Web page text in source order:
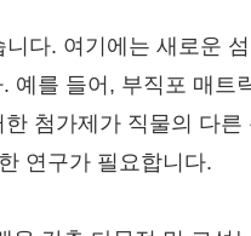
다. 여기에는 새로운
예를 들어, 부직포 매트
첨가제가 직물의 다른
연구가 필요합니다.